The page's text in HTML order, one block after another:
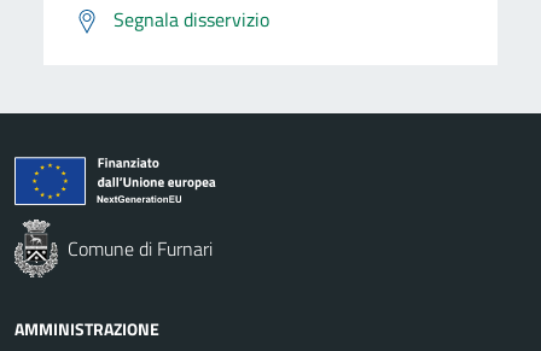
Segnala disservizio
Comune di Furnari
AMMINISTRAZIONE